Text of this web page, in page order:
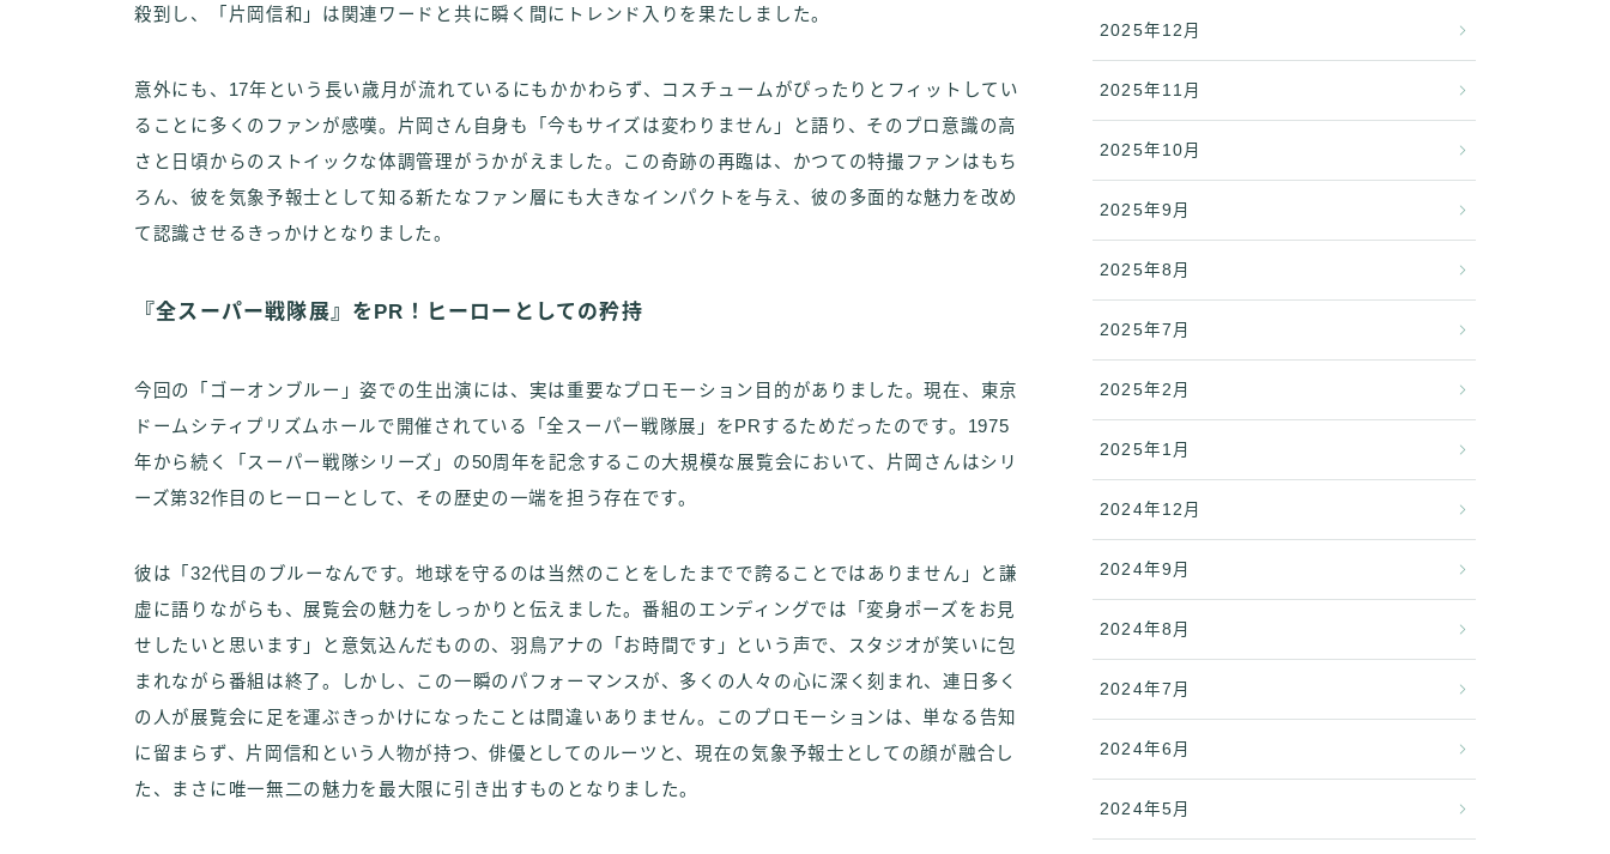
殺到し、「片岡信和」は関連ワードと共に瞬く間にトレンド入りを果たしました。
意外にも、17年という長い歳月が流れているにもかかわらず、コスチュームがぴったりとフィットしてい
ることに多くのファンが感嘆。片岡さん自身も「今もサイズは変わりません」と語り、そのプロ意識の高
さと日頃からのストイックな体調管理がうかがえました。この奇跡の再臨は、かつての特撮ファンはもち
ろん、彼を気象予報士として知る新たなファン層にも大きなインパクトを与え、彼の多面的な魅力を改め
て認識させるきっかけとなりました。
『全スーパー戦隊展』をPR！ヒーローとしての矜持
今回の「ゴーオンブルー」姿での生出演には、実は重要なプロモーション目的がありました。現在、東京
ドームシティプリズムホールで開催されている「全スーパー戦隊展」をPRするためだったのです。1975
年から続く「スーパー戦隊シリーズ」の50周年を記念するこの大規模な展覧会において、片岡さんはシリ
ーズ第32作目のヒーローとして、その歴史の一端を担う存在です。
彼は「32代目のブルーなんです。地球を守るのは当然のことをしたまでで誇ることではありません」と謙
虚に語りながらも、展覧会の魅力をしっかりと伝えました。番組のエンディングでは「変身ポーズをお見
せしたいと思います」と意気込んだものの、羽鳥アナの「お時間です」という声で、スタジオが笑いに包
まれながら番組は終了。しかし、この一瞬のパフォーマンスが、多くの人々の心に深く刻まれ、連日多く
の人が展覧会に足を運ぶきっかけになったことは間違いありません。このプロモーションは、単なる告知
に留まらず、片岡信和という人物が持つ、俳優としてのルーツと、現在の気象予報士としての顔が融合し
た、まさに唯一無二の魅力を最大限に引き出すものとなりました。
2025年12月
2025年11月
2025年10月
2025年9月
2025年8月
2025年7月
2025年2月
2025年1月
2024年12月
2024年9月
2024年8月
2024年7月
2024年6月
2024年5月